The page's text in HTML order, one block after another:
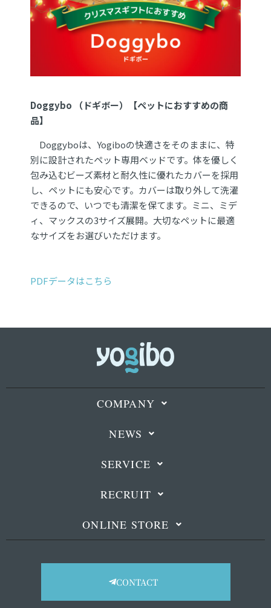
Doggybo （ドギボー）【ペットにおすすめの商
品】
Doggyboは、Yogiboの快適さをそのままに、特
別に設計されたペット専用ベッドです。体を優しく
包み込むビーズ素材と耐久性に優れたカバーを採用
し、ペットにも安心です。 カバーは取り外して洗濯
できるので、いつでも清潔を保てます。ミニ、ミデ
ィ、マックスの3サイズ展開。 大切なペットに最適
なサイズをお選びいただけます。
PDFデータはこちら
COMPANY
NEWS
SERVICE
RECRUIT
ONLINE STORE
CONTACT